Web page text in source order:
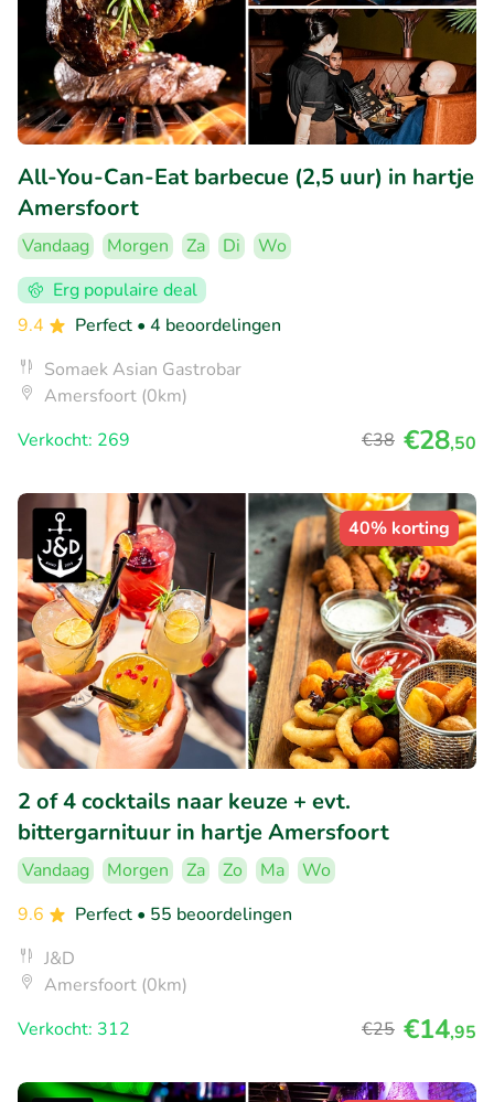
All-You-Can-Eat barbecue (2,5 uur) in hartje
Amersfoort
Vandaag Morgen Za Di
Wo
Erg populaire deal
9.4
Perfect • 4 beoordelingen
Somaek Asian Gastrobar
Amersfoort (0km)
Verkocht: 269
€38 €28,50
40% korting
2 of 4 cocktails naar keuze + evt.
bittergarnituur in hartje Amersfoort
Vandaag Morgen Za Zo Ma
Wo
9.6
Perfect • 55 beoordelingen
J&D
Amersfoort (0km)
Verkocht: 312
€25 €14,95